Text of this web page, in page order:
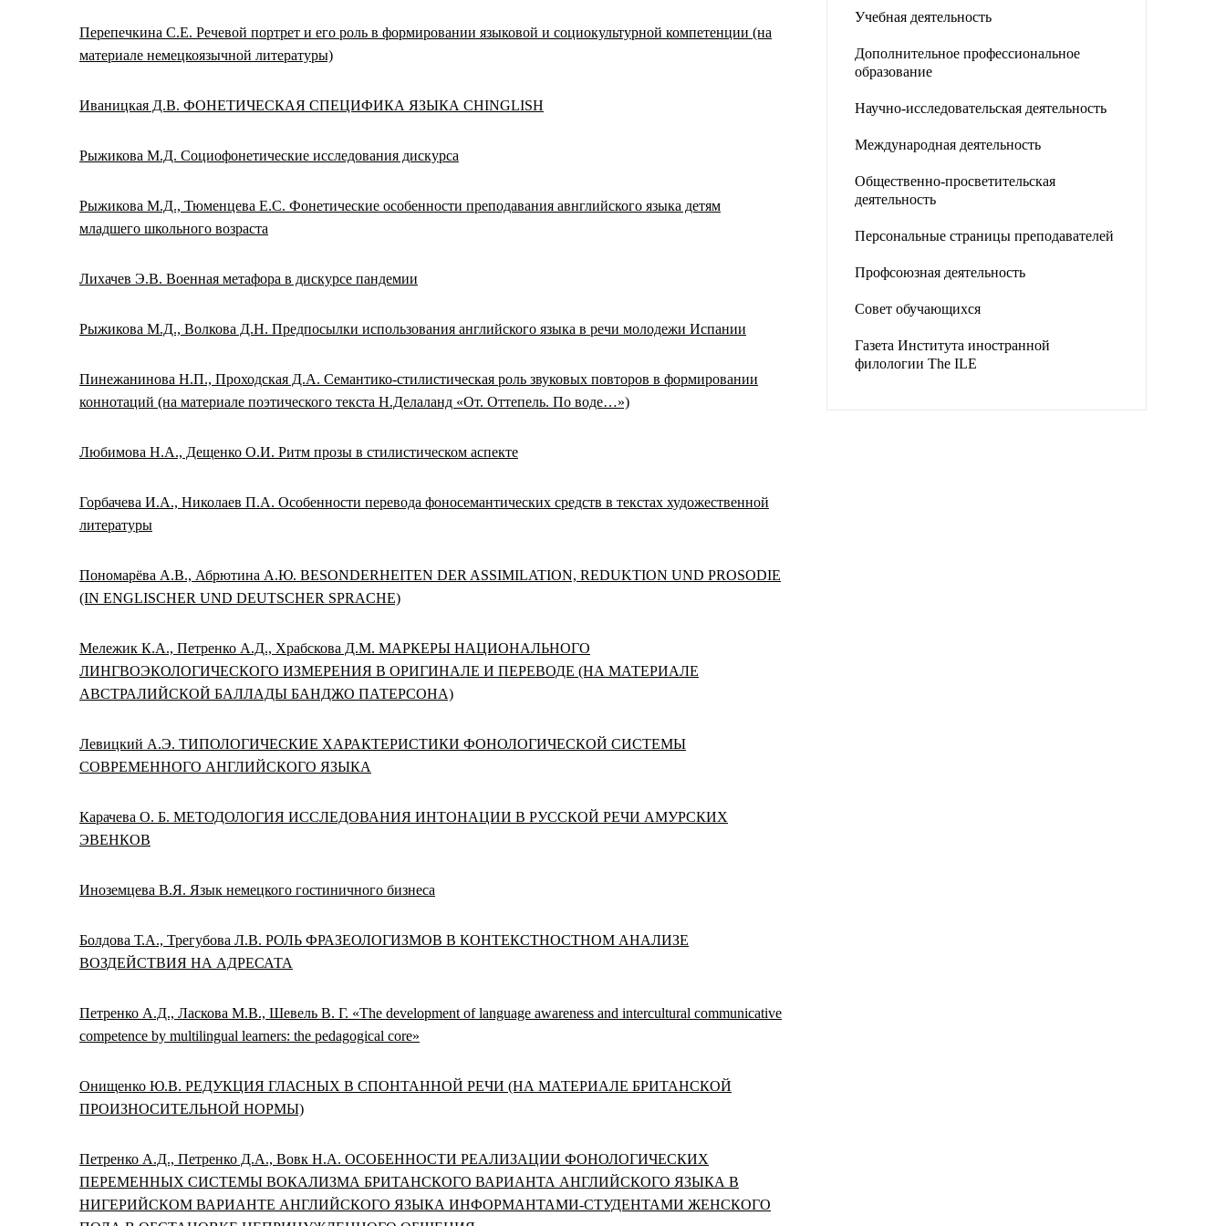
Перепечкина С.Е. Речевой портрет и его роль в формировании языковой и социокультурной компетенции (на
материале немецкоязычной литературы)
Иваницкая Д.В. ФОНЕТИЧЕСКАЯ СПЕЦИФИКА ЯЗЫКА CHINGLISH
Рыжикова М.Д. Социофонетические исследования дискурса
Рыжикова М.Д., Тюменцева Е.С. Фонетические особенности преподавания авнглийского языка детям
младшего школьного возраста
Лихачев Э.В. Военная метафора в дискурсе пандемии
Рыжикова М.Д., Волкова Д.Н. Предпосылки использования английского языка в речи молодежи Испании
Пинежанинова Н.П., Проходская Д.А. Семантико-стилистическая роль звуковых повторов в формировании
коннотаций (на материале поэтического текста Н.Делаланд «От. Оттепель. По воде…»)
Любимова Н.А., Дещенко О.И. Ритм прозы в стилистическом аспекте
Горбачева И.А., Николаев П.А. Особенности перевода фоносемантических средств в текстах художественной
литературы
Пономарёва А.В., Абрютина А.Ю. BESONDERHEITEN DER ASSIMILATION, REDUKTION UND PROSODIE
(IN ENGLISCHER UND DEUTSCHER SPRACHE)
Мележик К.А., Петренко А.Д., Храбскова Д.М. МАРКЕРЫ НАЦИОНАЛЬНОГО
ЛИНГВОЭКОЛОГИЧЕСКОГО ИЗМЕРЕНИЯ В ОРИГИНАЛЕ И ПЕРЕВОДЕ (НА МАТЕРИАЛЕ
АВСТРАЛИЙСКОЙ БАЛЛАДЫ БАНДЖО ПАТЕРСОНА)
Левицкий А.Э. ТИПОЛОГИЧЕСКИЕ ХАРАКТЕРИСТИКИ ФОНОЛОГИЧЕСКОЙ СИСТЕМЫ
СОВРЕМЕННОГО АНГЛИЙСКОГО ЯЗЫКА
Карачева О. Б. МЕТОДОЛОГИЯ ИССЛЕДОВАНИЯ ИНТОНАЦИИ В РУССКОЙ РЕЧИ АМУРСКИХ
ЭВЕНКОВ
Иноземцева В.Я. Язык немецкого гостиничного бизнеса
Болдова Т.А., Трегубова Л.В. РОЛЬ ФРАЗЕОЛОГИЗМОВ В КОНТЕКСТНОСТНОМ АНАЛИЗЕ
ВОЗДЕЙСТВИЯ НА АДРЕСАТА
Петренко А.Д., Ласкова М.В., Шевель В. Г. «The development of language awareness and intercultural communicative
competence by multilingual learners: the pedagogical core»
Онищенко Ю.В. РЕДУКЦИЯ ГЛАСНЫХ В СПОНТАННОЙ РЕЧИ (НА МАТЕРИАЛЕ БРИТАНСКОЙ
ПРОИЗНОСИТЕЛЬНОЙ НОРМЫ)
Петренко А.Д., Петренко Д.А., Вовк Н.А. ОСОБЕННОСТИ РЕАЛИЗАЦИИ ФОНОЛОГИЧЕСКИХ
ПЕРЕМЕННЫХ СИСТЕМЫ ВОКАЛИЗМА БРИТАНСКОГО ВАРИАНТА АНГЛИЙСКОГО ЯЗЫКА В
НИГЕРИЙСКОМ ВАРИАНТЕ АНГЛИЙСКОГО ЯЗЫКА ИНФОРМАНТАМИ-СТУДЕНТАМИ ЖЕНСКОГО
Учебная деятельность
Дополнительное профессиональное
образование
Научно-исследовательская деятельность
Международная деятельность
Общественно-просветительская
деятельность
Персональные страницы преподавателей
Профсоюзная деятельность
Совет обучающихся
Газета Института иностранной
филологии The ILE